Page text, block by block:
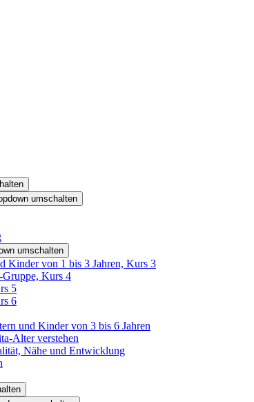
umschalten
umschalten
Kinder von 1 bis 3 Jahren, Kurs 3
Gruppe, Kurs 4
5
6
und Kinder von 3 bis 6 Jahren
Alter verstehen
Nähe und Entwicklung